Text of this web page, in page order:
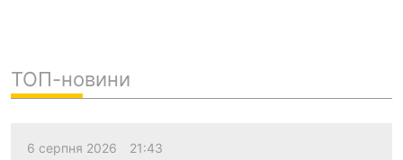
ТОП-новини
6 серпня 2026 21:43